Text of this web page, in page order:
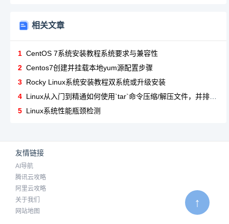
↑
相关文章
1 CentOS 7系统安装教程系统要求与兼容性
2 Centos7创建并挂载本地yum源配置步骤
3 Rocky Linux系统安装教程双系统或升级安装
4 Linux从入门到精通如何使用`tar`命令压缩/解压文件，并排除特定目录？
5 Linux系统性能瓶颈检测
友情链接
AI导航
腾讯云攻略
阿里云攻略
关于我们
网站地图